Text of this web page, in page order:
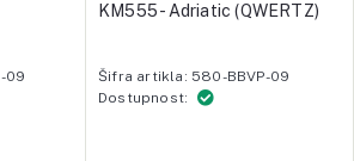
09
KM555 - Adriatic (QWERTZ)
Šifra artikla: 580-BBVP-09
Dostupnost: